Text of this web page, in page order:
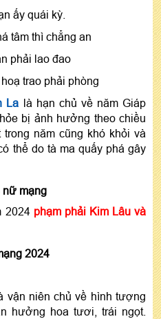
ấy quái kỳ.
tâm thì chẳng an
phải lao đao
trao phải phòng
La là hạn chủ về năm Giáp
bị ảnh hưởng theo chiều
năm cũng khó khỏi và
thể do tà ma quấy phá gây
nữ mạng
2024 phạm phải Kim Lâu và
2024
vận niên chủ về hình tượng
hưởng hoa tươi, trái ngọt.